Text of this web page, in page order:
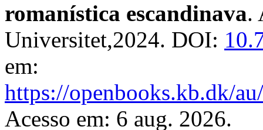
romanística escandinava.
Universitet,2024. DOI:
em:
https://openbooks.kb.dk/
Acesso em: 6 aug. 2026.